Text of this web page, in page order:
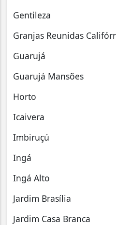
Gentileza
Granjas Reunidas
Guarujá
Guarujá Mansões
Horto
Icaivera
Imbiruçú
Ingá
Ingá Alto
Jardim Brasília
Jardim Casa Branca